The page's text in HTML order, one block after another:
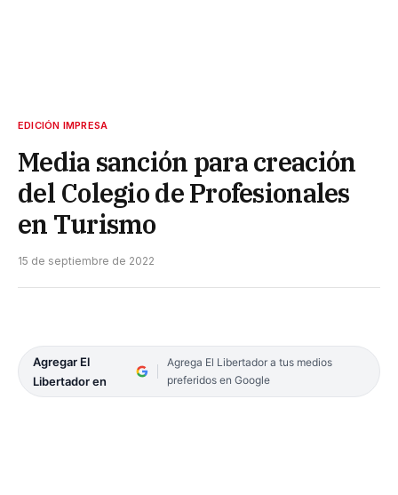
EDICIÓN IMPRESA
Media sanción para creación
del Colegio de Profesionales
en Turismo
15 de septiembre de 2022
Agregar El
Libertador en
Agrega El Libertador a tus medios
preferidos en Google